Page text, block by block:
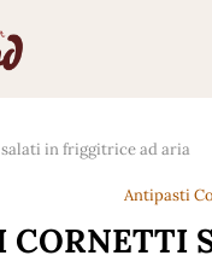
in friggitrice ad aria
Antipasti
CORNETTI